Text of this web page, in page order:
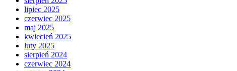
lipiec 2025
czerwiec 2025
maj 2025
kwiecień 2025
luty 2025
sierpień 2024
czerwiec 2024